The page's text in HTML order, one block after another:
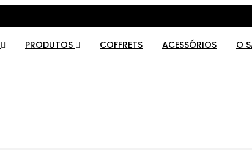
PRODUTOS COFFRETS ACESSÓRIOS O